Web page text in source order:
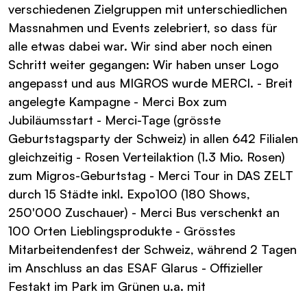
verschiedenen Zielgruppen mit unterschiedlichen
Massnahmen und Events zelebriert, so dass für
alle etwas dabei war. Wir sind aber noch einen
Schritt weiter gegangen: Wir haben unser Logo
angepasst und aus MIGROS wurde MERCI. - Breit
angelegte Kampagne - Merci Box zum
Jubiläumsstart - Merci-Tage (grösste
Geburtstagsparty der Schweiz) in allen 642 Filialen
gleichzeitig - Rosen Verteilaktion (1.3 Mio. Rosen)
zum Migros-Geburtstag - Merci Tour in DAS ZELT
durch 15 Städte inkl. Expo100 (180 Shows,
250'000 Zuschauer) - Merci Bus verschenkt an
100 Orten Lieblingsprodukte - Grösstes
Mitarbeitendenfest der Schweiz, während 2 Tagen
im Anschluss an das ESAF Glarus - Offizieller
Festakt im Park im Grünen u.a. mit